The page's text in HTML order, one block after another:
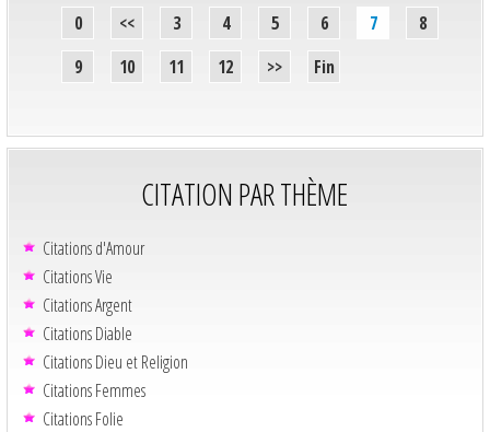
0 << 3 4 5 6 7
8
9
10 11 12 >> Fin
CITATION PAR THÈME
Citations d'Amour
Citations Vie
Citations Argent
Citations Diable
Citations Dieu et Religion
Citations Femmes
Citations Folie